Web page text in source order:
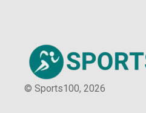
© Sports100, 2026